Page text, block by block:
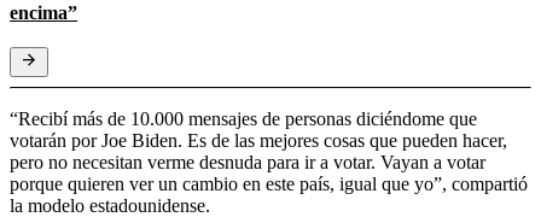
encima”
“Recibí más de 10.000 mensajes de personas diciéndome que
votarán por Joe Biden. Es de las mejores cosas que pueden hacer,
pero no necesitan verme desnuda para ir a votar. Vayan a votar
porque quieren ver un cambio en este país, igual que yo”, compartió
la modelo estadounidense.